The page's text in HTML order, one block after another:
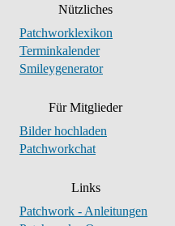
Nützliches
Patchworklexikon
Terminkalender
Smileygenerator
Für Mitglieder
Bilder hochladen
Patchworkchat
Links
Patchwork - Anleitungen